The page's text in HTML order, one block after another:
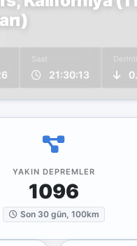
Saat
21:30:13
YAKIN DEPREMLER
1096
Son 30 gün, 100km